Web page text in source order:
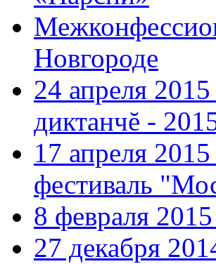
Новгороде
24 апреля
диктанчĕ -
17 апреля
фестиваль
8 февраля
27 декабря